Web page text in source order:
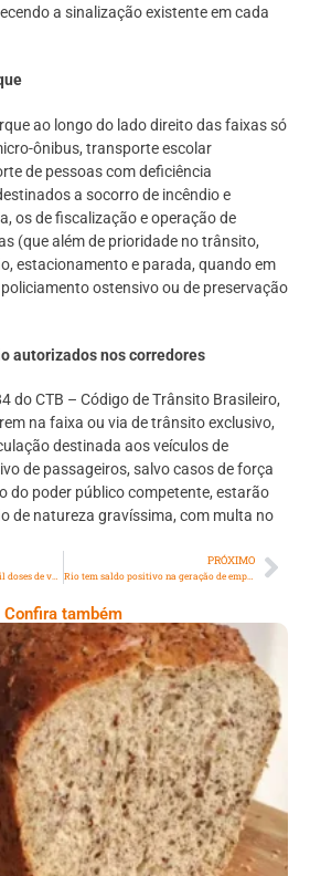
a sinalização existente em cada
ao longo do lado direito das faixas só
ônibus, transporte escolar
de pessoas com deficiência
a socorro de incêndio e
os de fiscalização e operação de
(que além de prioridade no trânsito,
estacionamento e parada, quando em
ostensivo ou de preservação
autorizados nos corredores
do CTB – Código de Trânsito Brasileiro,
na faixa ou via de trânsito exclusivo,
destinada aos veículos de
de passageiros, salvo casos de força
do poder público competente, estarão
de natureza gravíssima, com multa no
PRÓXIMO
Rio tem saldo positivo na geração de empregos pelo 3º mês seguido
Confira também
Bem: Pão Low Carb